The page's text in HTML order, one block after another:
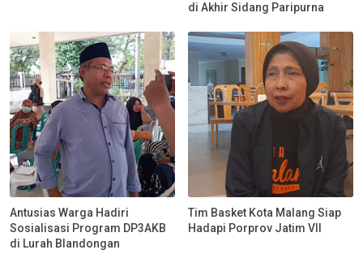
di Akhir Sidang Paripurna
Antusias Warga Hadiri
Sosialisasi Program DP3AKB
di Lurah Blandongan
Tim Basket Kota Malang Siap
Hadapi Porprov Jatim VII